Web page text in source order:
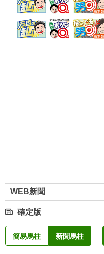
WEB新聞
確定版
簡易馬柱 新聞馬柱